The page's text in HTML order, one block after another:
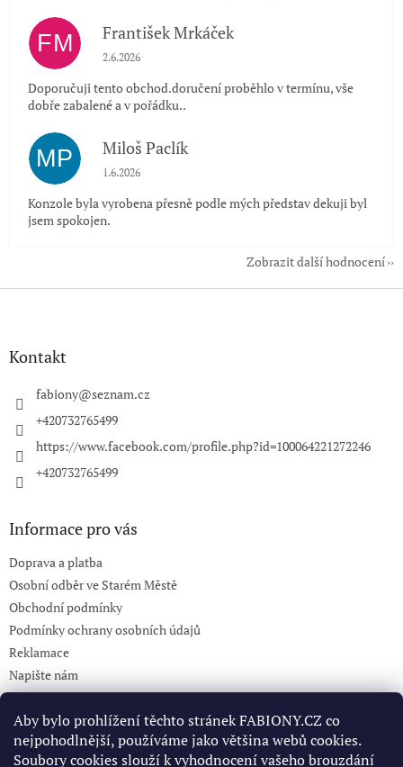
Aby bylo prohlížení těchto stránek FABIONY.CZ co
nejpohodlnější, používáme jako většina webů cookies.
Soubory cookies slouží k vyhodnocení vašeho brouzdání
FM František Mrkáček
Hodnocení obchodu je 5 z 5 hvězdiček.
2.6.2026
Doporučuji tento obchod.doručení proběhlo v termínu, vše
dobře zabalené a v pořádku..
MP Miloš Paclík
Hodnocení obchodu je 5 z 5 hvězdiček.
1.6.2026
Konzole byla vyrobena přesně podle mých představ dekuji byl
jsem spokojen.
Zobrazit další hodnocení
Z
Kontakt
fabiony@seznam.cz
+420732765499
https://www.facebook.com/profile.php?id=100064221272246
+420732765499
Informace pro vás
Doprava a platba
Osobní odběr ve Starém Městě
Obchodní podmínky
Podmínky ochrany osobních údajů
Reklamace
Napište nám
KONTAKT 732765499